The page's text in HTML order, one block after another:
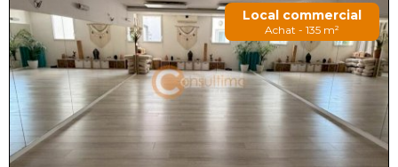
Local commercial
Achat - 135 m²